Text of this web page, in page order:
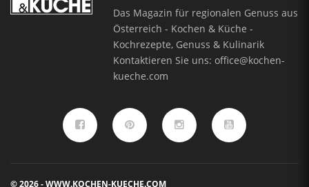
Das Magazin für regionalen Genuss aus
Österreich - Kochen & Küche -
Kochrezepte, Genuss & Kulinarik
Kontaktieren Sie uns:office@kochen-
kueche.com
© 2026 - WWW.KOCHEN-KUECHE.COM